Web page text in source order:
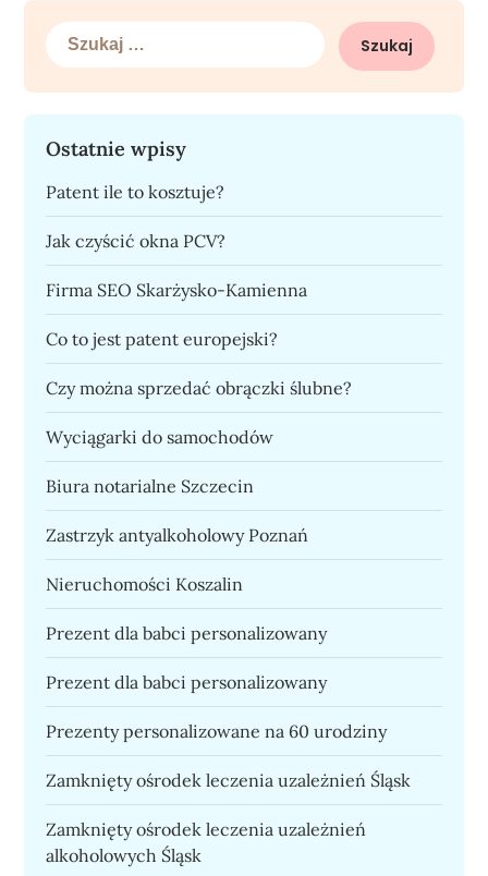
Szukaj:
Ostatnie wpisy
Patent ile to kosztuje?
Jak czyścić okna PCV?
Firma SEO Skarżysko-Kamienna
Co to jest patent europejski?
Czy można sprzedać obrączki ślubne?
Wyciągarki do samochodów
Biura notarialne Szczecin
Zastrzyk antyalkoholowy Poznań
Nieruchomości Koszalin
Prezent dla babci personalizowany
Prezent dla babci personalizowany
Prezenty personalizowane na 60 urodziny
Zamknięty ośrodek leczenia uzależnień Śląsk
Zamknięty ośrodek leczenia uzależnień
alkoholowych Śląsk